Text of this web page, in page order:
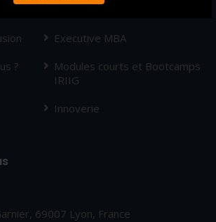
?
Executive MBA
Modules courts et Bootcamps
IRIIG
Innoverie
69007 Lyon, France